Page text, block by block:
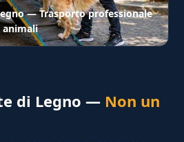
— Trasporto professionale
animali
di Legno — Non un